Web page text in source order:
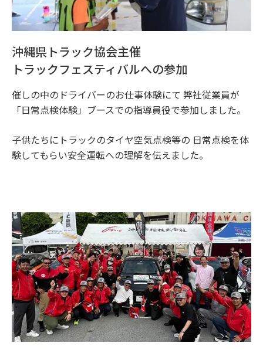
沖縄県トラック協会主催
トラックフェスティバルへの参加
催しの中のドライバーのお仕事体験にて 弊社従業員が
「日常点検体験」ブースでの指導員役で参加しました。
子供たちにトラックのタイヤ空気点検等の 日常点検を体
験してもらい安全運転への理解を伝えました。